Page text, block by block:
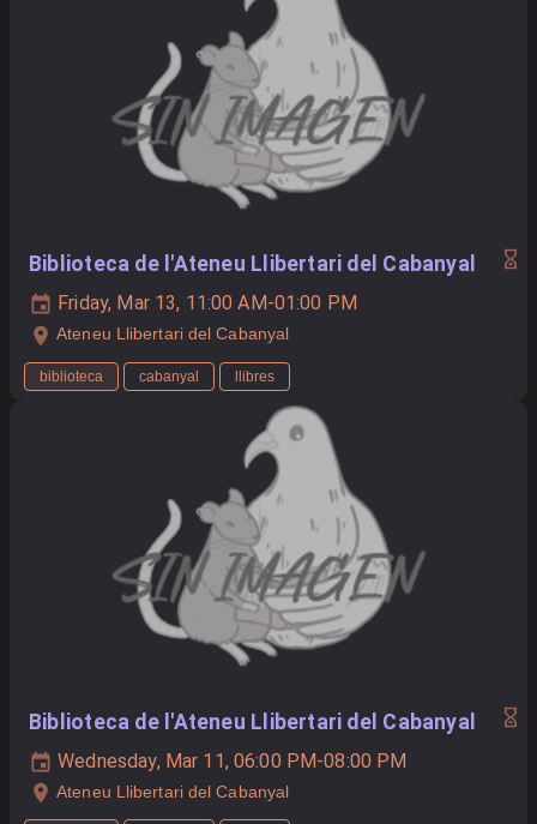
Biblioteca de l'Ateneu Llibertari del Cabanyal
Friday, Mar 13, 11:00 AM-01:00 PM
Ateneu Llibertari del Cabanyal
biblioteca cabanyal llibres
Biblioteca de l'Ateneu Llibertari del Cabanyal
Wednesday, Mar 11, 06:00 PM-08:00 PM
Ateneu Llibertari del Cabanyal